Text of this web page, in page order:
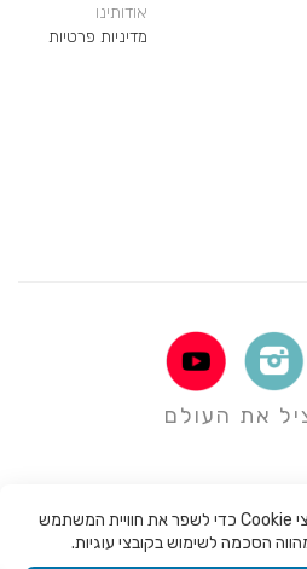
אודותינו
מדיניות פרטיות
את העולם
אנו משתמשים בקובצי Cookie כדי לשפר את חוויית המשתמש
הסכמה לשימוש בקובצי עוגיות.